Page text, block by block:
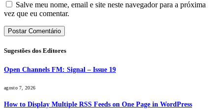
Salve meu nome, email e site neste navegador para a próxima
vez que eu comentar.
Sugestões dos Editores
Open Channels FM: Signal – Issue 19
agosto 7, 2026
How to Display Multiple RSS Feeds on One Page in WordPress